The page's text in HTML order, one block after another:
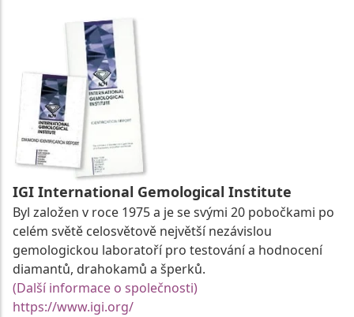
IGI International Gemological Institute
Byl založen v roce 1975 a je se svými 20 pobočkami po
celém světě celosvětově největší nezávislou
gemologickou laboratoří pro testování a hodnocení
diamantů, drahokamů a šperků.
(Další informace o společnosti)
https://www.igi.org/